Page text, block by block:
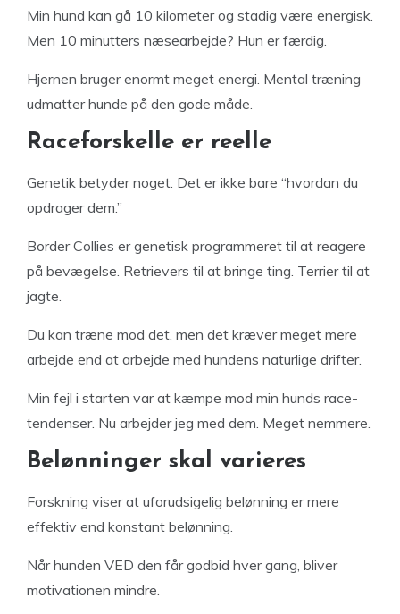
Min hund kan gå 10 kilometer og stadig være energisk.
Men 10 minutters næsearbejde? Hun er færdig.
Hjernen bruger enormt meget energi. Mental træning
udmatter hunde på den gode måde.
Raceforskelle er reelle
Genetik betyder noget. Det er ikke bare “hvordan du
opdrager dem.”
Border Collies er genetisk programmeret til at reagere
på bevægelse. Retrievers til at bringe ting. Terrier til at
jagte.
Du kan træne mod det, men det kræver meget mere
arbejde end at arbejde med hundens naturlige drifter.
Min fejl i starten var at kæmpe mod min hunds race-
tendenser. Nu arbejder jeg med dem. Meget nemmere.
Belønninger skal varieres
Forskning viser at uforudsigelig belønning er mere
effektiv end konstant belønning.
Når hunden VED den får godbid hver gang, bliver
motivationen mindre.